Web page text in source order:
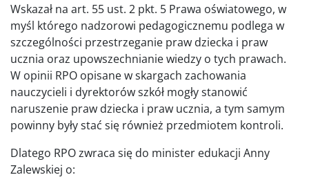
Wskazał na art. 55 ust. 2 pkt. 5 Prawa oświatowego, w
myśl którego nadzorowi pedagogicznemu podlega w
szczególności przestrzeganie praw dziecka i praw
ucznia oraz upowszechnianie wiedzy o tych prawach.
W opinii RPO opisane w skargach zachowania
nauczycieli i dyrektorów szkół mogły stanowić
naruszenie praw dziecka i praw ucznia, a tym samym
powinny były stać się również przedmiotem kontroli.
Dlatego RPO zwraca się do minister edukacji Anny
Zalewskiej o: